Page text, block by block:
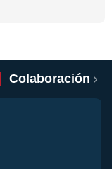
Colaboración